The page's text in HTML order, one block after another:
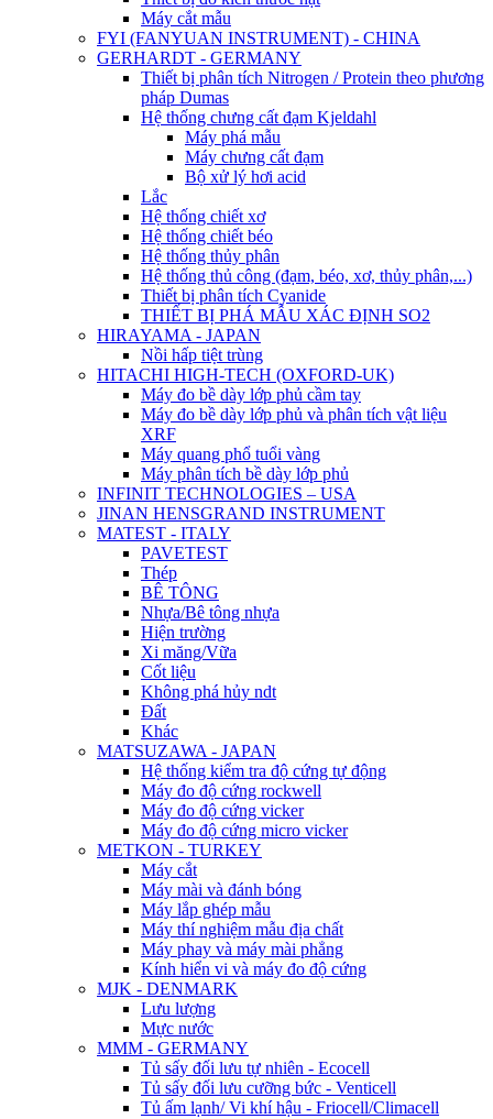
Máy cắt mẫu
FYI (FANYUAN INSTRUMENT) - CHINA
GERHARDT - GERMANY
Thiết bị phân tích Nitrogen / Protein theo phương
pháp Dumas
Hệ thống chưng cất đạm Kjeldahl
Máy phá mẫu
Máy chưng cất đạm
Bộ xử lý hơi acid
Lắc
Hệ thống chiết xơ
Hệ thống chiết béo
Hệ thống thủy phân
Hệ thống thủ công (đạm, béo, xơ, thủy phân,...)
Thiết bị phân tích Cyanide
THIẾT BỊ PHÁ MẪU XÁC ĐỊNH SO2
HIRAYAMA - JAPAN
Nồi hấp tiệt trùng
HITACHI HIGH-TECH (OXFORD-UK)
Máy đo bề dày lớp phủ cầm tay
Máy đo bề dày lớp phủ và phân tích vật liệu
XRF
Máy quang phổ tuổi vàng
Máy phân tích bề dày lớp phủ
INFINIT TECHNOLOGIES – USA
JINAN HENSGRAND INSTRUMENT
MATEST - ITALY
PAVETEST
Thép
BÊ TÔNG
Nhựa/Bê tông nhựa
Hiện trường
Xi măng/Vữa
Cốt liệu
Không phá hủy ndt
Đất
Khác
MATSUZAWA - JAPAN
Hệ thống kiểm tra độ cứng tự động
Máy đo độ cứng rockwell
Máy đo độ cứng vicker
Máy đo độ cứng micro vicker
METKON - TURKEY
Máy cắt
Máy mài và đánh bóng
Máy lắp ghép mẫu
Máy thí nghiệm mẫu địa chất
Máy phay và máy mài phẳng
Kính hiển vi và máy đo độ cứng
MJK - DENMARK
Lưu lượng
Mực nước
MMM - GERMANY
Tủ sấy đối lưu tự nhiên - Ecocell
Tủ sấy đối lưu cưỡng bức - Venticell
Tủ ấm lạnh/ Vi khí hậu - Friocell/Climacell